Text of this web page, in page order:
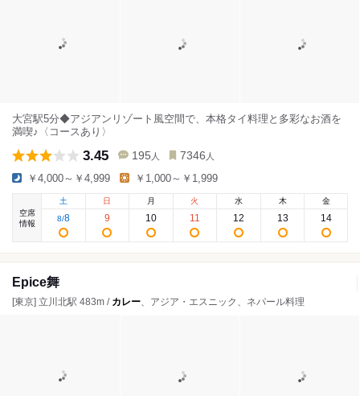
大宮駅5分◆アジアンリゾート風空間で、本格タイ料理と多彩なお酒を
満喫♪〈コースあり〉
3.45 195 人 7346 人
￥4,000～￥4,999 ￥1,000～￥1,999
空席
情報
土
8/8
日
9
月
10
火
11
水
12
木
13
金
14
Epice舞
[東京] 立川北駅 483m / カレー、アジア・エスニック、ネパール料理